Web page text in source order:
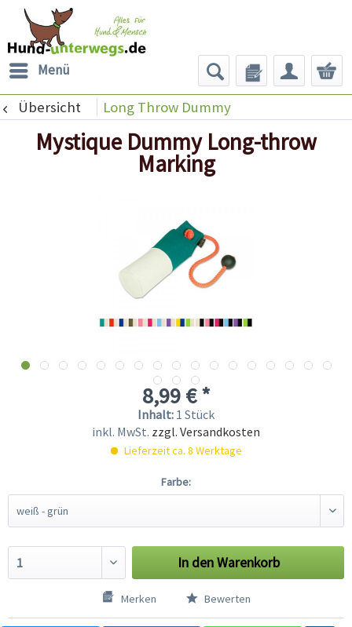
Menü
Übersicht Long Throw Dummy
Mystique Dummy Long-throw
Marking
8,99 € *
Inhalt: 1 Stück
inkl. MwSt. zzgl. Versandkosten
Lieferzeit ca. 8 Werktage
Farbe:
In denWarenkorb
Merken Bewerten